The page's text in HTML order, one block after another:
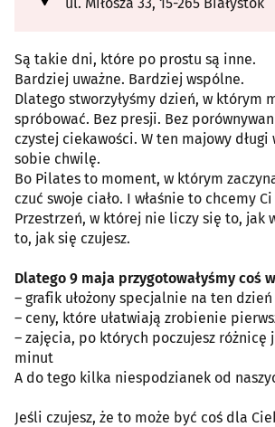
Są takie dni, które po prostu są inne.
Bardziej uważne. Bardziej wspólne.
Dlatego stworzyłyśmy dzień, w którym
spróbować. Bez presji. Bez
czystej ciekawości. W ten majowy
sobie chwilę.
Bo Pilates to moment, w którym
czuć swoje ciało. I właśnie to chcemy
Przestrzeń, w której nie liczy się to, jak
to, jak się czujesz.
Dlatego 9 maja przygotowałyśmy coś
– grafik ułożony specjalnie na ten dzień
– ceny, które ułatwiają zrobienie
– zajęcia, po których poczujesz różnicę
minut
A do tego kilka niespodzianek od
Jeśli czujesz, że to może być coś dla